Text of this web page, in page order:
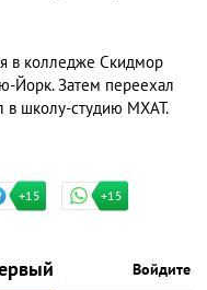
в колледже Скидмор
Йорк. Затем переехал
в школу-студию МХАТ.
+15 +15
Войдите